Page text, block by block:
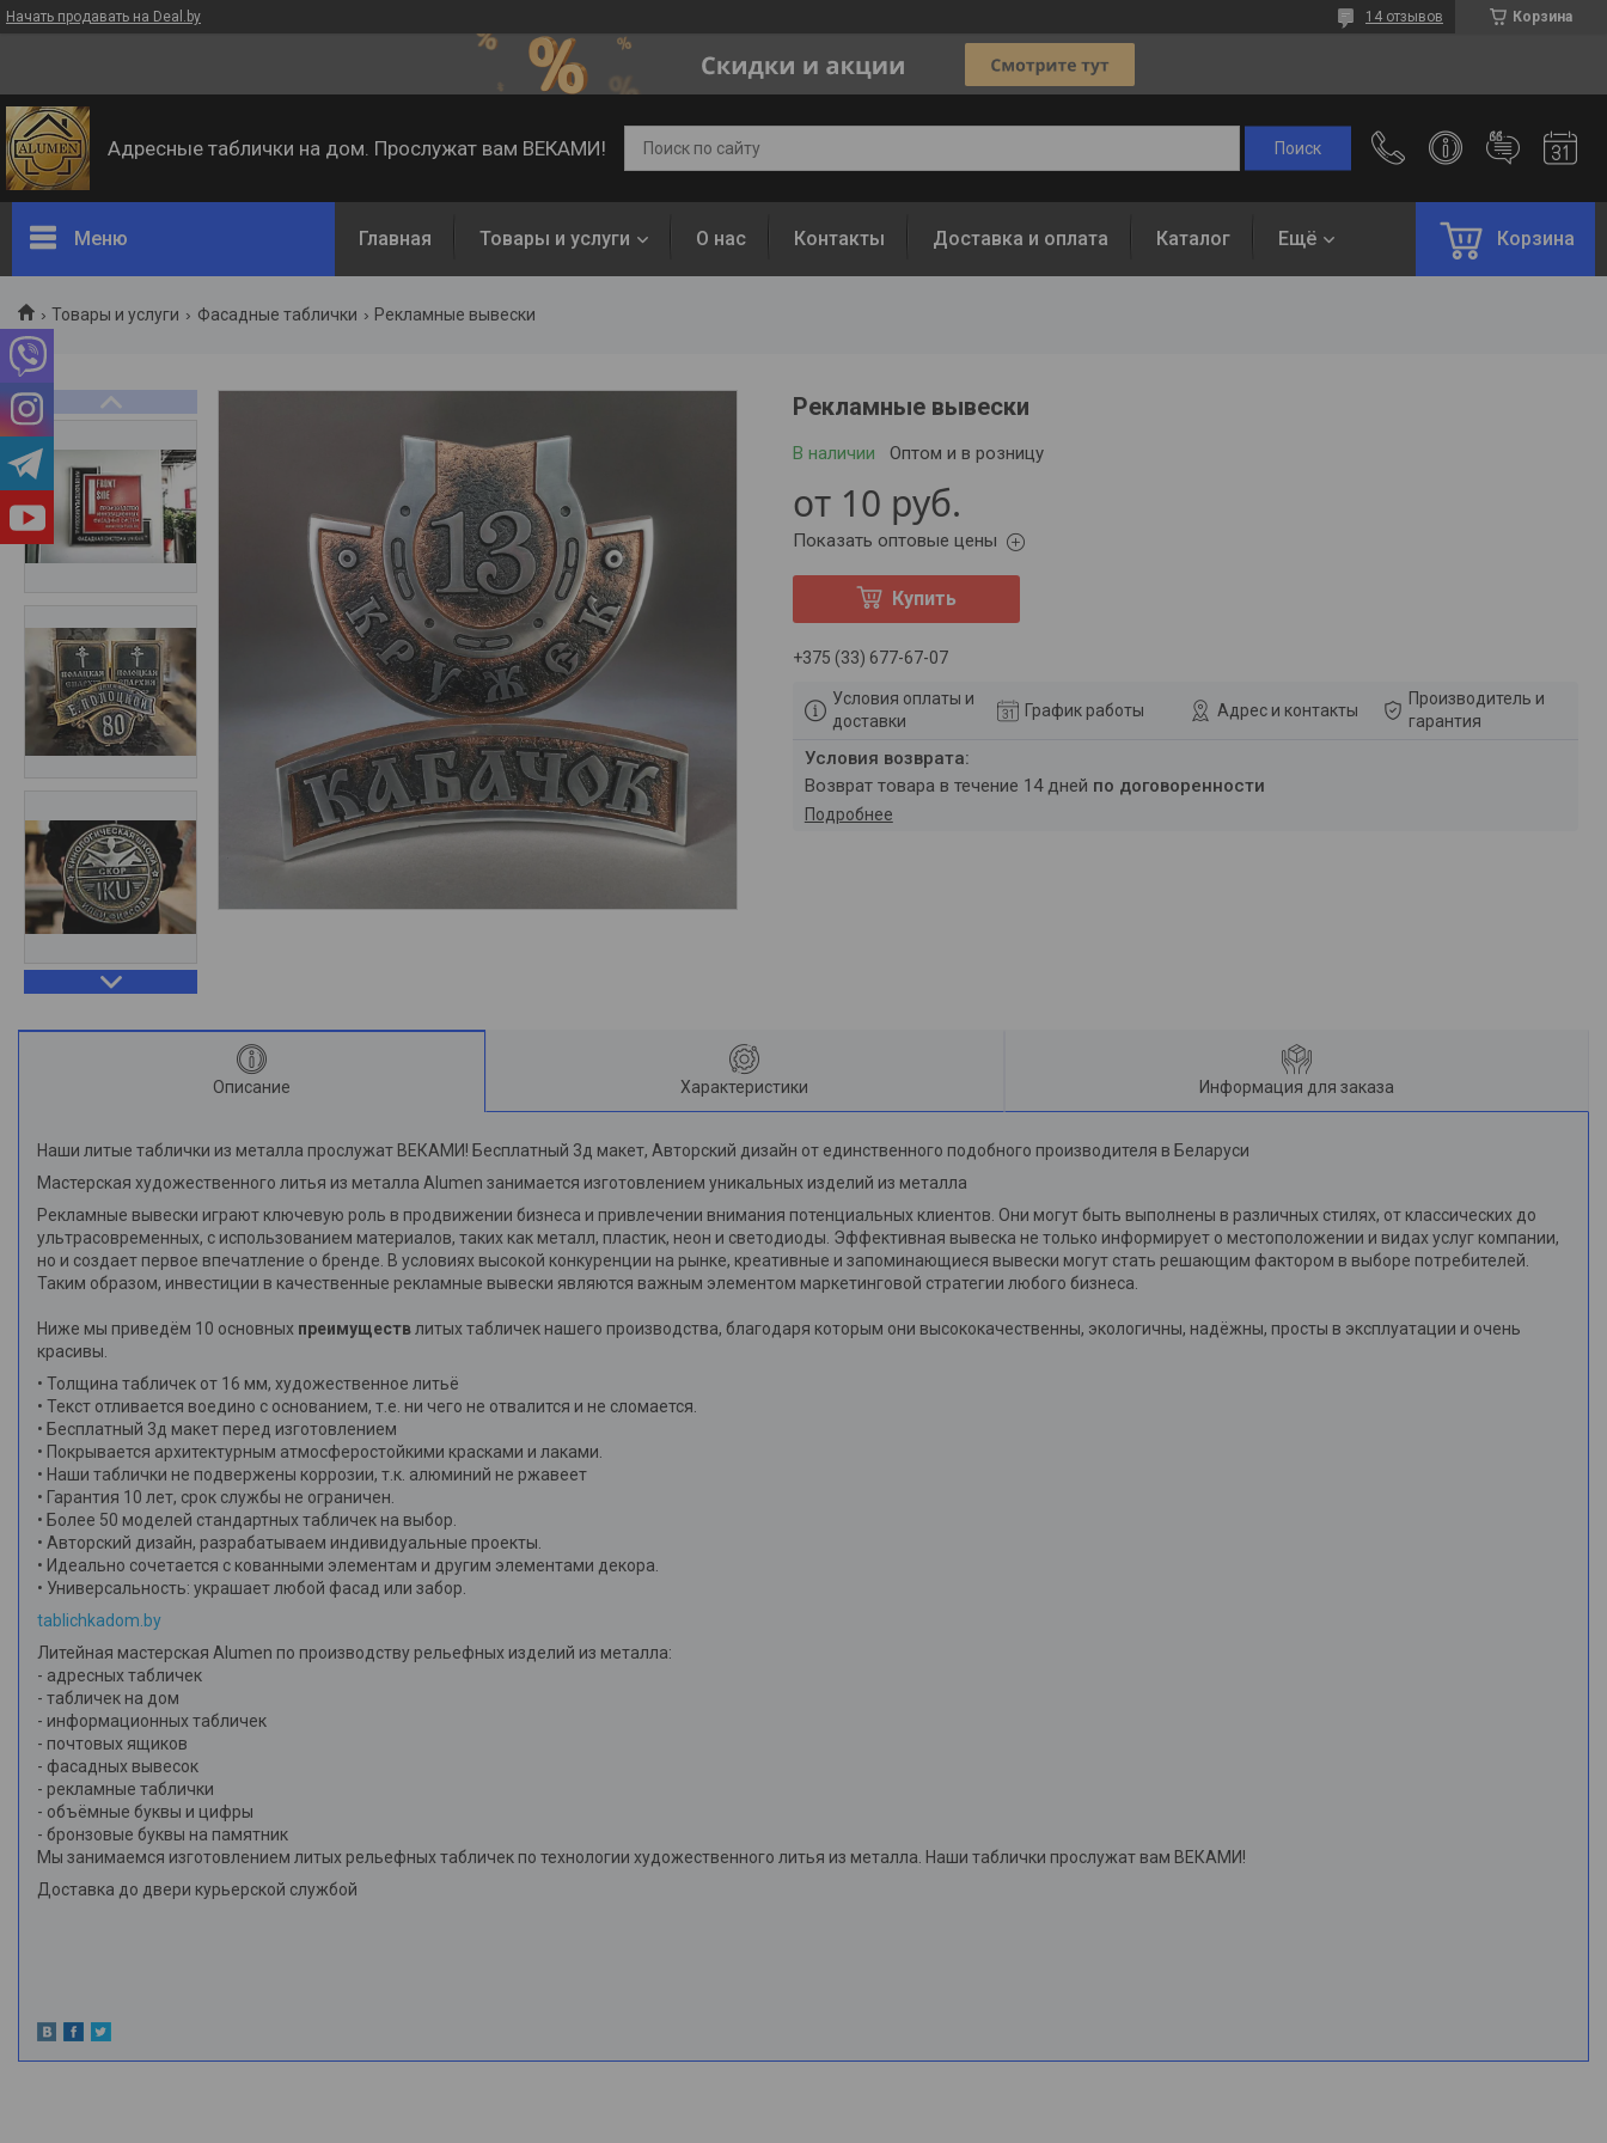
Начать продавать на Deal.by Корзина
14 отзывов
Адресные таблички на дом. Прослужат вам ВЕКАМИ!
Меню Главная Товары и услуги О нас Контакты Доставка и оплата Каталог Ещё Корзина
Товары и услуги Фасадные таблички Рекламные вывески
Рекламные вывески
В наличии Оптом и в розницу
от 10 руб.
Показать оптовые цены
Купить
+375 (33) 677-67-07
Условия оплаты и
доставки
График работы Адрес и контакты
Производитель и
гарантия
возврат товара в течение 14 дней по договоренности
Подробнее
Описание Характеристики Информация для заказа
Наши литые таблички из металла прослужат ВЕКАМИ! Бесплатный 3д макет, Авторский дизайн от единственного подобного производителя в Беларуси
Мастерская художественного литья из металла Alumen занимается изготовлением уникальных изделий из металла
Рекламные вывески играют ключевую роль в продвижении бизнеса и привлечении внимания потенциальных клиентов. Они могут быть выполнены в различных стилях, от классических до
ультрасовременных, с использованием материалов, таких как металл, пластик, неон и светодиоды. Эффективная вывеска не только информирует о местоположении и видах услуг компании,
но и создает первое впечатление о бренде. В условиях высокой конкуренции на рынке, креативные и запоминающиеся вывески могут стать решающим фактором в выборе потребителей.
Таким образом, инвестиции в качественные рекламные вывески являются важным элементом маркетинговой стратегии любого бизнеса.
Ниже мы приведём 10 основных преимуществ литых табличек нашего производства, благодаря которым они высококачественны, экологичны, надёжны, просты в эксплуатации и очень
красивы.
• Толщина табличек от 16 мм, художественное литьё
• Текст отливается воедино с основанием, т.е. ни чего не отвалится и не сломается.
• Бесплатный 3д макет перед изготовлением
• Покрывается архитектурным атмосферостойкими красками и лаками.
• Наши таблички не подвержены коррозии, т.к. алюминий не ржавеет
• Гарантия 10 лет, срок службы не ограничен.
• Более 50 моделей стандартных табличек на выбор.
• Авторский дизайн, разрабатываем индивидуальные проекты.
• Идеально сочетается с кованными элементам и другим элементами декора.
• Универсальность: украшает любой фасад или забор.
tablichkadom.by
Литейная мастерская Alumen по производству рельефных изделий из металла:
- адресных табличек
- табличек на дом
- информационных табличек
- почтовых ящиков
- фасадных вывесок
- рекламные таблички
- объёмные буквы и цифры
- бронзовые буквы на памятник
Мы занимаемся изготовлением литых рельефных табличек по технологии художественного литья из металла. Наши таблички прослужат вам ВЕКАМИ!
Доставка до двери курьерской службой